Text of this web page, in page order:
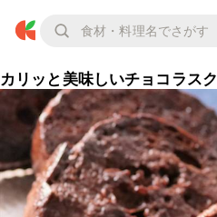
カリッと美味しいチョコラスク